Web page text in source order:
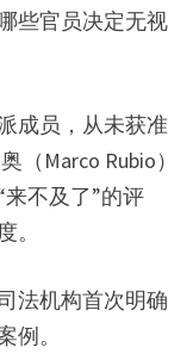
些官员决定无视
成员，从未获准
（Marco Rubio）
不及了”的评
法机构首次明确
例。